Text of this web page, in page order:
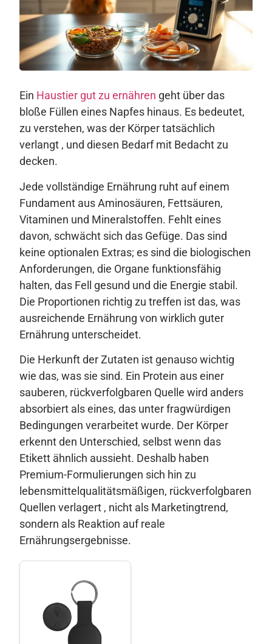
Ein Haustier gut zu ernähren geht über das
bloße Füllen eines Napfes hinaus. Es bedeutet,
zu verstehen, was der Körper tatsächlich
verlangt , und diesen Bedarf mit Bedacht zu
decken.
Jede vollständige Ernährung ruht auf einem
Fundament aus Aminosäuren, Fettsäuren,
Vitaminen und Mineralstoffen. Fehlt eines
davon, schwächt sich das Gefüge. Das sind
keine optionalen Extras; es sind die biologischen
Anforderungen, die Organe funktionsfähig
halten, das Fell gesund und die Energie stabil.
Die Proportionen richtig zu treffen ist das, was
ausreichende Ernährung von wirklich guter
Ernährung unterscheidet.
Die Herkunft der Zutaten ist genauso wichtig
wie das, was sie sind. Ein Protein aus einer
sauberen, rückverfolgbaren Quelle wird anders
absorbiert als eines, das unter fragwürdigen
Bedingungen verarbeitet wurde. Der Körper
erkennt den Unterschied, selbst wenn das
Etikett ähnlich aussieht. Deshalb haben
Premium-Formulierungen sich hin zu
lebensmittelqualitätsmäßigen, rückverfolgbaren
Quellen verlagert , nicht als Marketingtrend,
sondern als Reaktion auf reale
Ernährungsergebnisse.